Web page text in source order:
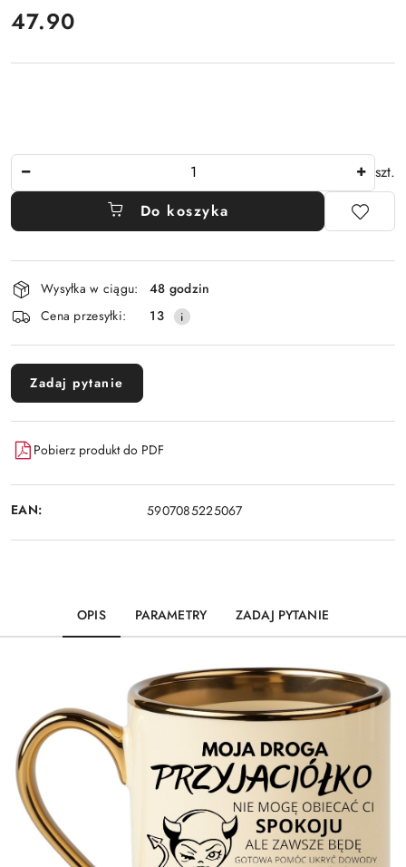
cena:
47.90
szt.
Do koszyka
Dostępność
i
dostawa
Wysyłka w ciągu:
48 godzin
Cena przesyłki:
13
Zadaj pytanie
Pobierz produkt do PDF
EAN: 5907085225067
OPIS PARAMETRY ZADAJ PYTANIE